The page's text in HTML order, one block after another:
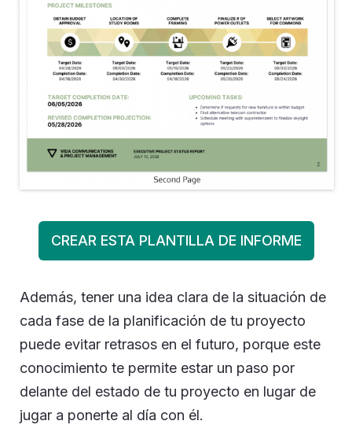
CREAR ESTA PLANTILLA DE INFORME
Además, tener una idea clara de la situación de
cada fase de la planificación de tu proyecto
puede evitar retrasos en el futuro, porque este
conocimiento te permite estar un paso por
delante del estado de tu proyecto en lugar de
jugar a ponerte al día con él.